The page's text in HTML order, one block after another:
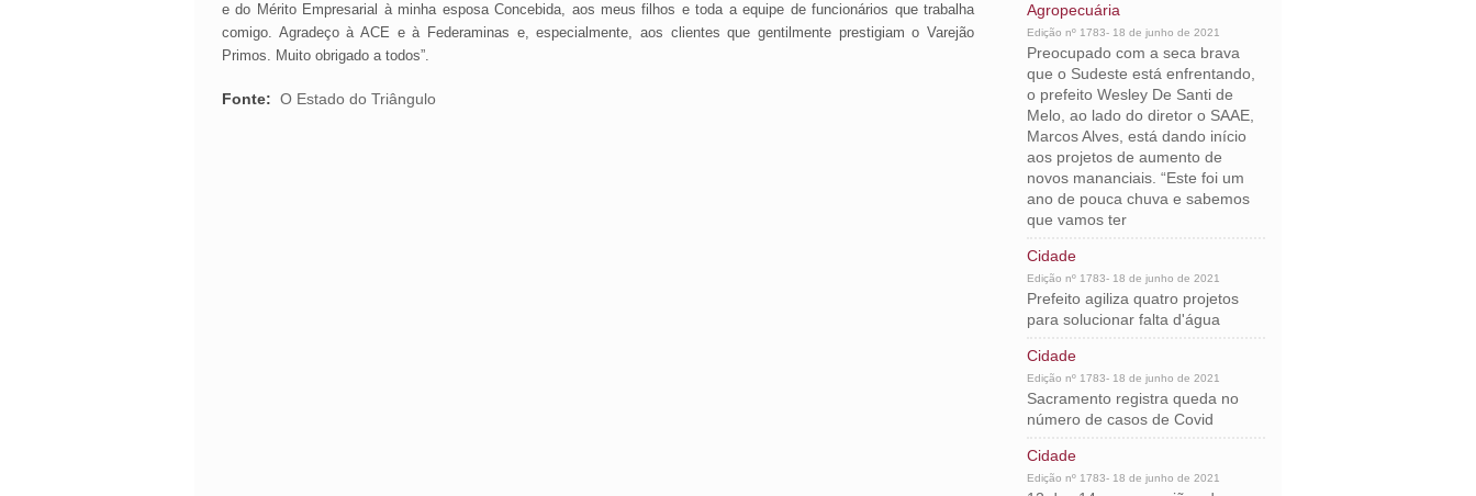
e do Mérito Empresarial à minha esposa Concebida, aos meus filhos e toda a equipe de funcionários que trabalha
comigo. Agradeço à ACE e à Federaminas e, especialmente, aos clientes que gentilmente prestigiam o Varejão
Primos. Muito obrigado a todos”.
Fonte: O Estado do Triângulo
Agropecuária
Edição nº 1783- 18 de junho de 2021
Preocupado com a seca brava
que o Sudeste está enfrentando,
o prefeito Wesley De Santi de
Melo, ao lado do diretor o SAAE,
Marcos Alves, está dando início
aos projetos de aumento de
novos mananciais. “Este foi um
ano de pouca chuva e sabemos
que vamos ter
Cidade
Edição nº 1783- 18 de junho de 2021
Prefeito agiliza quatro projetos
para solucionar falta d'água
Cidade
Edição nº 1783- 18 de junho de 2021
Sacramento registra queda no
número de casos de Covid
Cidade
Edição nº 1783- 18 de junho de 2021